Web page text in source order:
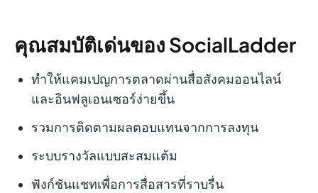
คุณสมบัติเด่นของ SocialLadder
ทำให้แคมเปญการตลาดผ่านสื่อสังคมออนไลน์
และอินฟลูเอนเซอร์ง่ายขึ้น
รวมการติดตามผลตอบแทนจากการลงทุน
ระบบรางวัลแบบสะสมแต้ม
ฟังก์ชันแชทเพื่อการสื่อสารที่ราบรื่น